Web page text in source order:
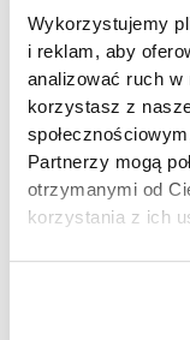
Wykorzystujemy
i reklam, aby
analizować ruch
korzystasz z
Partnerzy mogą
otrzymanymi od
korzystania z ich
Strategia
Z tego artykułu
Między misją
publicznych